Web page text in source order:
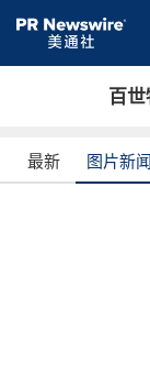
百
最新 图片新